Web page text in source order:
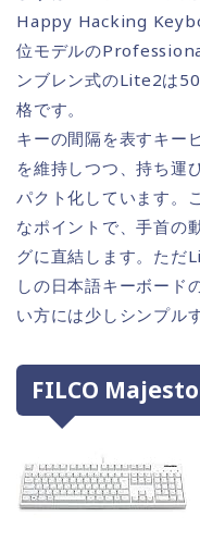
Happy Hacking
位モデルの
ンブレン式のLite2は
格です。
キーの間隔を表すキー
を維持しつつ、持ち運
パクト化しています。
なポイントで、手首の
グに直結します。ただ
しの日本語キーボード
い方には少しシンプル
FILCO